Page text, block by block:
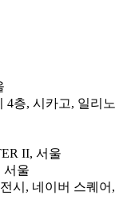
4층, 시카고, 일리노
II, 서울
서울
시, 네이버 스퀘어,